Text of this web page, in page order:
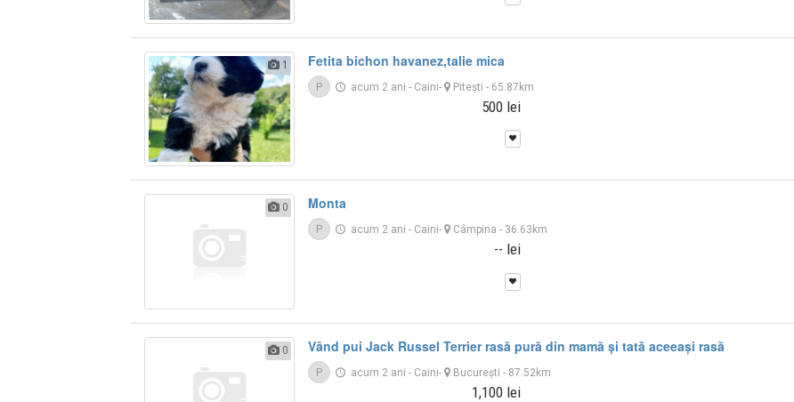
1 Fetita bichon havanez,talie mica
P acum 2 ani - Caini- Piteşti - 65.87km
500 lei
0 Monta
P acum 2 ani - Caini- Câmpina - 36.63km
-- lei
0 Vând pui Jack Russel Terrier rasă pură din mamă și tată aceeași rasă
P acum 2 ani - Caini- București - 87.52km
1,100 lei